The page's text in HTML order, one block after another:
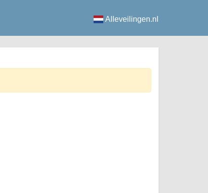
Alleveilingen.nl